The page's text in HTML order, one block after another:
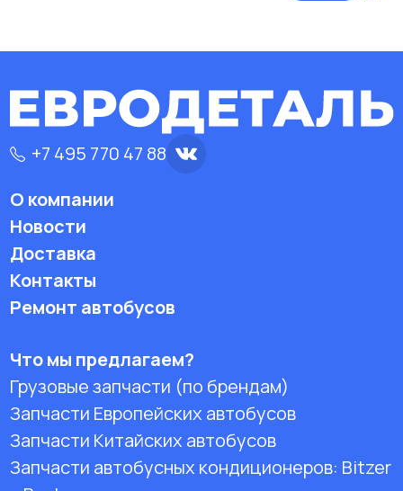
+7 495 770 47 88
О компании
Новости
Доставка
Контакты
Ремонт автобусов
Что мы предлагаем?
Грузовые запчасти (по брендам)
Запчасти Европейских автобусов
Запчасти Китайских автобусов
Запчасти автобусных кондиционеров: Bitzer